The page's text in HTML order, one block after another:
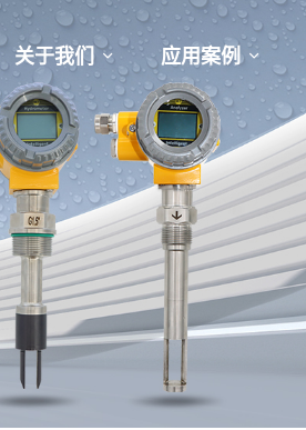
关于我们 应用案例